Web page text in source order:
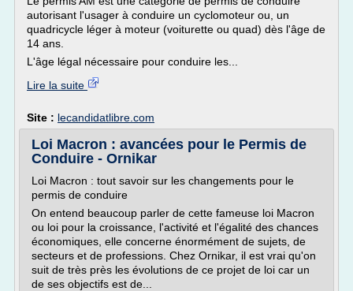
autorisant l'usager à conduire un cyclomoteur ou, un
quadricycle léger à moteur (voiturette ou quad) dès l'âge de
14 ans.
L'âge légal nécessaire pour conduire les...
Lire la suite
Site : lecandidatlibre.com
Loi Macron : avancées pour le Permis de
Conduire - Ornikar
Loi Macron : tout savoir sur les changements pour le
permis de conduire
On entend beaucoup parler de cette fameuse loi Macron
ou loi pour la croissance, l'activité et l'égalité des chances
économiques, elle concerne énormément de sujets, de
secteurs et de professions. Chez Ornikar, il est vrai qu'on
suit de très près les évolutions de ce projet de loi car un
de ses objectifs est de...